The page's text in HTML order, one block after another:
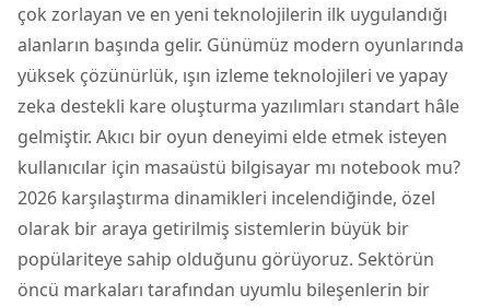
çok zorlayan ve en yeni teknolojilerin ilk uygulandığı
alanların başında gelir. Günümüz modern oyunlarında
yüksek çözünürlük, ışın izleme teknolojileri ve yapay
zeka destekli kare oluşturma yazılımları standart hâle
gelmiştir. Akıcı bir oyun deneyimi elde etmek isteyen
kullanıcılar için masaüstü bilgisayar mı notebook mu?
2026 karşılaştırma dinamikleri incelendiğinde, özel
olarak bir araya getirilmiş sistemlerin büyük bir
popülariteye sahip olduğunu görüyoruz. Sektörün
öncü markaları tarafından uyumlu bileşenlerin bir